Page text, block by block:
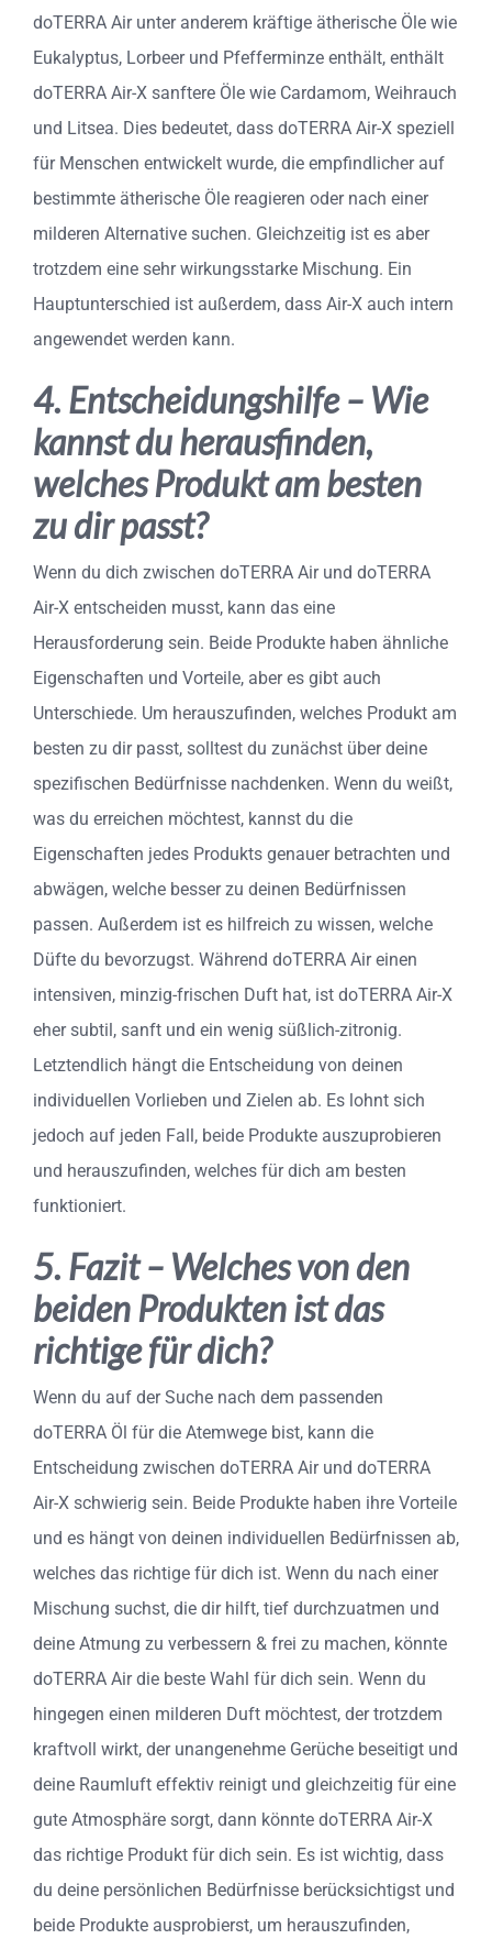
doTERRA Air unter anderem kräftige ätherische Öle wie
Eukalyptus, Lorbeer und Pfefferminze enthält, enthält
doTERRA Air-X sanftere Öle wie Cardamom, Weihrauch
und Litsea. Dies bedeutet, dass doTERRA Air-X speziell
für Menschen entwickelt wurde, die empfindlicher auf
bestimmte ätherische Öle reagieren oder nach einer
milderen Alternative suchen. Gleichzeitig ist es aber
trotzdem eine sehr wirkungsstarke Mischung. Ein
Hauptunterschied ist außerdem, dass Air-X auch intern
angewendet werden kann.
4. Entscheidungshilfe – Wie
kannst du herausfinden,
welches Produkt am besten
zu dir passt?
Wenn du dich zwischen doTERRA Air und doTERRA
Air-X entscheiden musst, kann das eine
Herausforderung sein. Beide Produkte haben ähnliche
Eigenschaften und Vorteile, aber es gibt auch
Unterschiede. Um herauszufinden, welches Produkt am
besten zu dir passt, solltest du zunächst über deine
spezifischen Bedürfnisse nachdenken. Wenn du weißt,
was du erreichen möchtest, kannst du die
Eigenschaften jedes Produkts genauer betrachten und
abwägen, welche besser zu deinen Bedürfnissen
passen. Außerdem ist es hilfreich zu wissen, welche
Düfte du bevorzugst. Während doTERRA Air einen
intensiven, minzig-frischen Duft hat, ist doTERRA Air-X
eher subtil, sanft und ein wenig süßlich-zitronig.
Letztendlich hängt die Entscheidung von deinen
individuellen Vorlieben und Zielen ab. Es lohnt sich
jedoch auf jeden Fall, beide Produkte auszuprobieren
und herauszufinden, welches für dich am besten
funktioniert.
5. Fazit – Welches von den
beiden Produkten ist das
richtige für dich?
Wenn du auf der Suche nach dem passenden
doTERRA Öl für die Atemwege bist, kann die
Entscheidung zwischen doTERRA Air und doTERRA
Air-X schwierig sein. Beide Produkte haben ihre Vorteile
und es hängt von deinen individuellen Bedürfnissen ab,
welches das richtige für dich ist. Wenn du nach einer
Mischung suchst, die dir hilft, tief durchzuatmen und
deine Atmung zu verbessern & frei zu machen, könnte
doTERRA Air die beste Wahl für dich sein. Wenn du
hingegen einen milderen Duft möchtest, der trotzdem
kraftvoll wirkt, der unangenehme Gerüche beseitigt und
deine Raumluft effektiv reinigt und gleichzeitig für eine
gute Atmosphäre sorgt, dann könnte doTERRA Air-X
das richtige Produkt für dich sein. Es ist wichtig, dass
du deine persönlichen Bedürfnisse berücksichtigst und
beide Produkte ausprobierst, um herauszufinden,